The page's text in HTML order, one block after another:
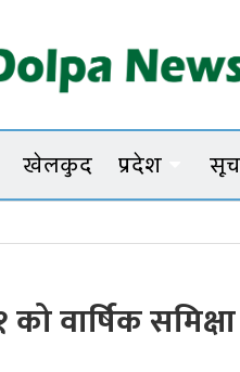
खेलकुद प्रदेश
वार्षिक